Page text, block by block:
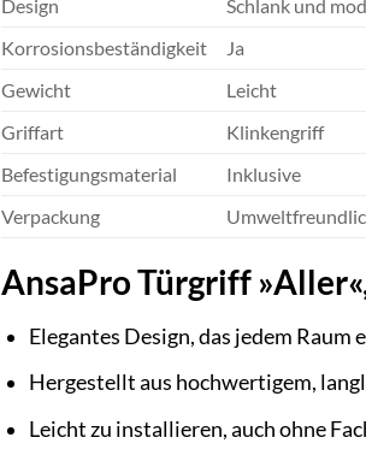
Design
Schlank und
Korrosionsbeständigkeit
Ja
Gewicht
Leicht
Griffart
Klinkengriff
Befestigungsmaterial
Inklusive
Verpackung
AnsaPro Türgriff
Elegantes Design, das jedem
Hergestellt aus hochwertigem,
Leicht zu installieren, auch ohne